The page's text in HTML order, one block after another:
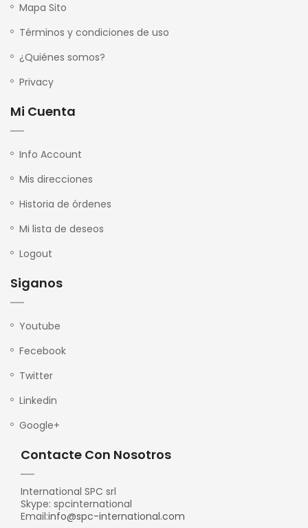
Mapa Sito
Términos y condiciones de uso
¿Quiénes somos?
Privacy
Mi Cuenta
Info Account
Mis direcciones
Historia de órdenes
Mi lista de deseos
Logout
Siganos
Youtube
Fecebook
Twitter
Linkedin
Google+
Contacte Con Nosotros
International SPC srl
Skype: spcinternational
Email:info@spc-international.com